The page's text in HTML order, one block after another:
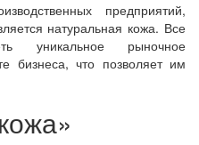
предприятий,
натуральная кожа. Все
уникальное рыночное
бизнеса, что позволяет им